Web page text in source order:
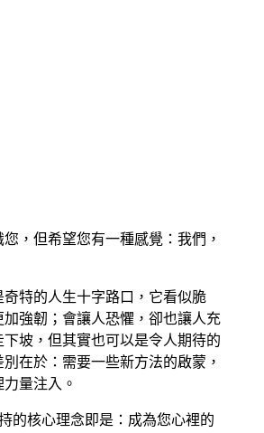
，但希望您有一種感覺：我們，
奇特的人生十字路口，它看似脆
加強韌；會讓人恐懼，卻也讓人充
坡，但其實也可以是令人期待的
在於：需要一些新方法的啟蒙，
量注入。
的核心理念即是：成為您心裡的